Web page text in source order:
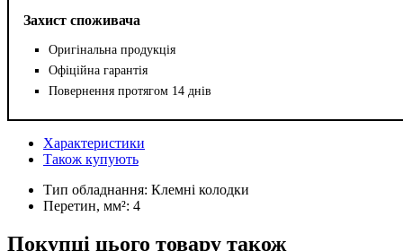
Захист споживача
Оригінальна продукція
Офіційна гарантія
Повернення протягом 14 днів
Характеристики
Також купують
Тип обладнання: Клемні колодки
Перетин, мм²: 4
Покупці цього товару також